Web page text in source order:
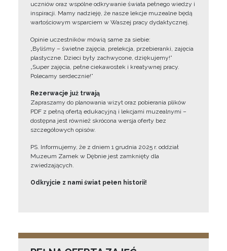
uczniów oraz wspólne odkrywanie świata pełnego wiedzy i
inspiracji. Mamy nadzieję, że nasze lekcje muzealne będą
wartościowym wsparciem w Waszej pracy dydaktycznej.
Opinie uczestników mówią same za siebie:
„Byliśmy – świetne zajęcia, prelekcja, przebieranki, zajęcia
plastyczne. Dzieci były zachwycone, dziękujemy!”
„Super zajęcia, pełne ciekawostek i kreatywnej pracy.
Polecamy serdecznie!”
Rezerwacje już trwają
Zapraszamy do planowania wizyt oraz pobierania plików
PDF z pełną ofertą edukacyjną i lekcjami muzealnymi –
dostępna jest również skrócona wersja oferty bez
szczegółowych opisów.
PS. Informujemy, że z dniem 1 grudnia 2025 r. oddział
Muzeum Zamek w Dębnie jest zamknięty dla
zwiedzających.
Odkryjcie z nami świat pełen historii!